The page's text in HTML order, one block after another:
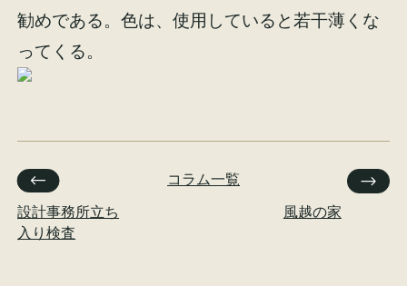
勧めである。色は、使用していると若干薄くな
ってくる。
設計事務所立ち
入り検査
コラム一覧
風越の家